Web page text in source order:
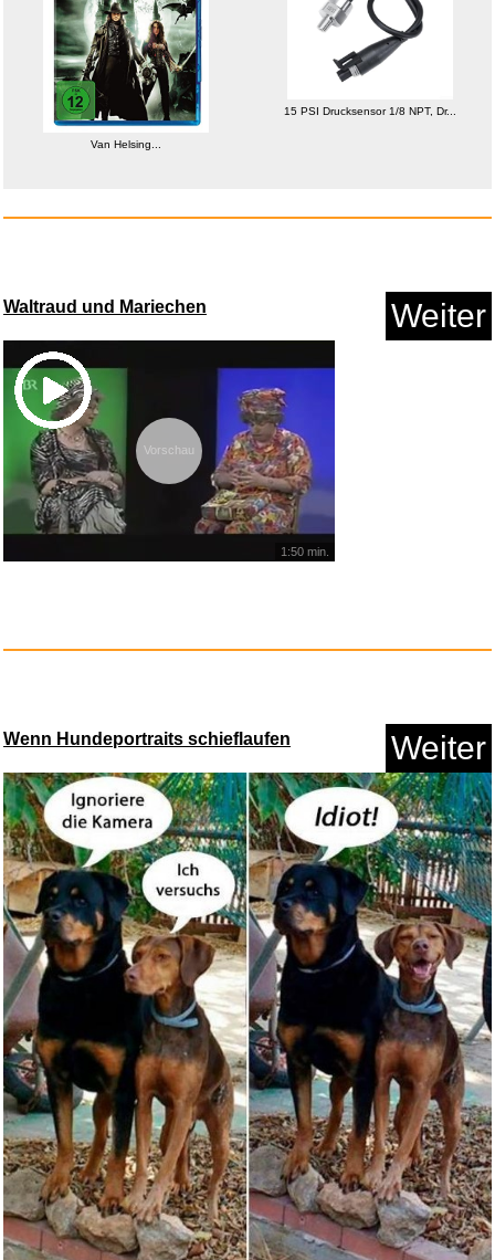
Gioteck VX4 Wireless Controlle...
Anzeige
Chernobyl (4K Ultra-HD+Blu-
ray...
Armba...
Anzeige
Kinder rechnen! (Abakus
Rechen...
Anzeige
Van Helsing...
15 PSI Drucksensor 1/8 NPT, Dr...
Waltraud und Mariechen Weiter
Vorschau
1:50 min.
Wenn Hundeportraits schieflaufen Weiter